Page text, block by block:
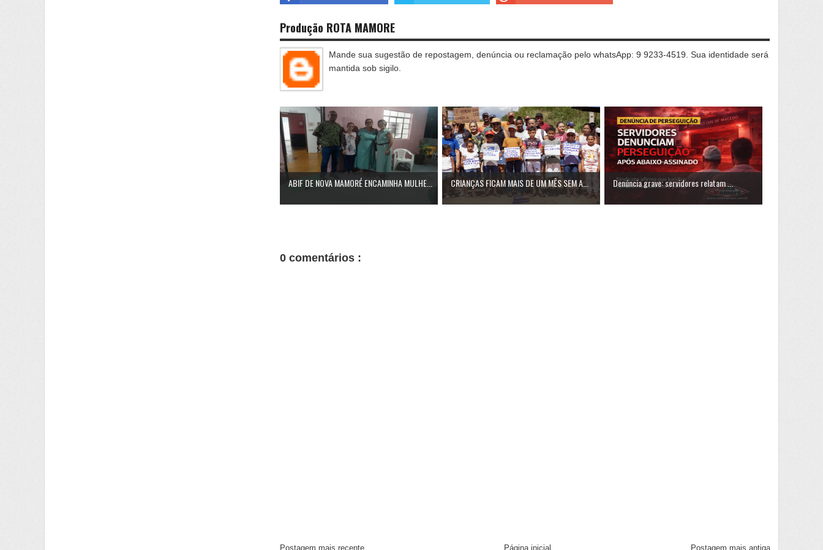
Produção ROTA MAMORE
Mande sua sugestão de repostagem, denúncia ou reclamação pelo whatsApp: 9 9233-4519. Sua identidade será
mantida sob sigilo.
ABIF DE NOVA MAMORÉ ENCAMINHA MULHE... CRIANÇAS FICAM MAIS DE UM MÊS SEM A... Denúncia grave: servidores relatam ...
0 comentários :
Postagem mais recente Postagem mais antiga
Página inicial